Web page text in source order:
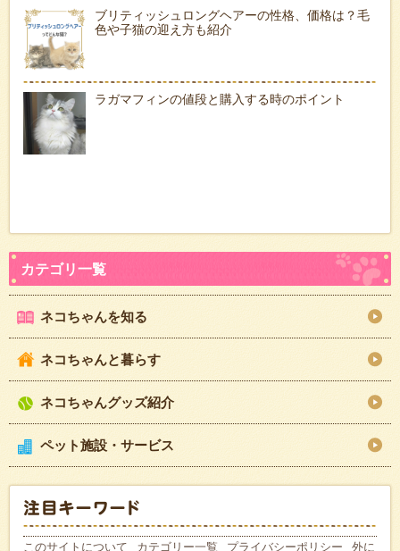
ブリティッシュロングヘアーの性格、価格は？毛
色や子猫の迎え方も紹介
ラガマフィンの値段と購入する時のポイント
ネコちゃんを知る
ネコちゃんと暮らす
ネコちゃんグッズ紹介
ペット施設・サービス
このサイトについて カテゴリー一覧 プライバシーポリシー 外に